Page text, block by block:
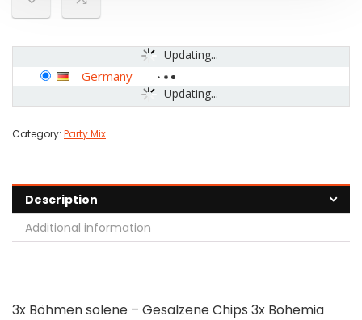
Updating...
Updating...
Germany -
Category: Party Mix
Description
Additional information
3x Böhmen solene – Gesalzene Chips 3x Bohemia